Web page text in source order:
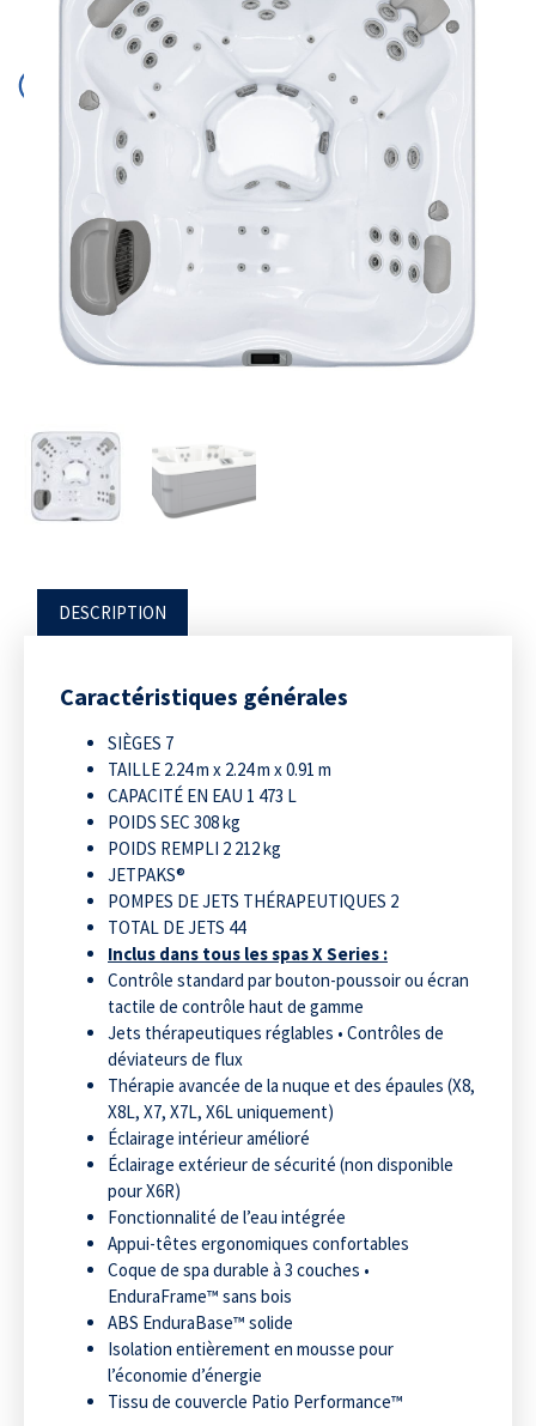
DESCRIPTION
Caractéristiques générales
SIÈGES 7
TAILLE 2.24 m x 2.24 m x 0.91 m
CAPACITÉ EN EAU 1 473 L
POIDS SEC 308 kg
POIDS REMPLI 2 212 kg
JETPAKS®
POMPES DE JETS THÉRAPEUTIQUES 2
TOTAL DE JETS 44
Inclus dans tous les spas X Series :
Contrôle standard par bouton-poussoir ou écran
tactile de contrôle haut de gamme
Jets thérapeutiques réglables • Contrôles de
déviateurs de flux
Thérapie avancée de la nuque et des épaules (X8,
X8L, X7, X7L, X6L uniquement)
Éclairage intérieur amélioré
Éclairage extérieur de sécurité (non disponible
pour X6R)
Fonctionnalité de l’eau intégrée
Appui-têtes ergonomiques confortables
Coque de spa durable à 3 couches •
EnduraFrame™ sans bois
ABS EnduraBase™ solide
Isolation entièrement en mousse pour
l’économie d’énergie
Tissu de couvercle Patio Performance™